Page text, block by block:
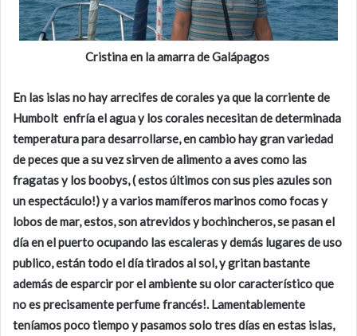
Cristina en la amarra de Galápagos
En las islas no hay arrecifes de corales ya que la corriente de
Humbolt enfría el agua y los corales necesitan de determinada
temperatura para desarrollarse, en cambio hay gran variedad
de peces que a su vez sirven de alimento a aves como las
fragatas y los boobys, ( estos últimos con sus pies azules son
un espectáculo!) y a varios mamíferos marinos como focas y
lobos de mar, estos, son atrevidos y bochincheros, se pasan el
día en el puerto ocupando las escaleras y demás lugares de uso
publico, están todo el día tirados al sol, y gritan bastante
además de esparcir por el ambiente su olor característico que
no es precisamente perfume francés!. Lamentablemente
teníamos poco tiempo y pasamos solo tres días en estas islas,